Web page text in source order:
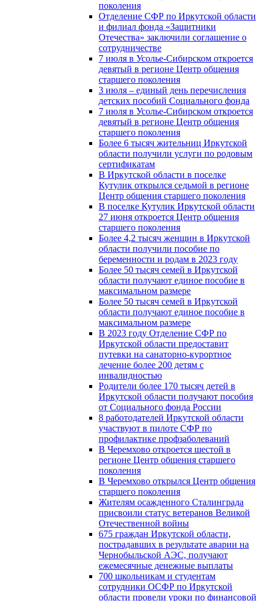
поколения
Отделение СФР по Иркутской области
и филиал фонда «Защитники
Отечества» заключили соглашение о
сотрудничестве
7 июля в Усолье-Сибирском откроется
девятый в регионе Центр общения
старшего поколения
3 июля – единый день перечисления
детских пособий Социального фонда
7 июля в Усолье-Сибирском откроется
девятый в регионе Центр общения
старшего поколения
Более 6 тысяч жительниц Иркутской
области получили услуги по родовым
сертификатам
В Иркутской области в поселке
Кутулик открылся седьмой в регионе
Центр общения старшего поколения
В поселке Кутулик Иркутской области
27 июня откроется Центр общения
старшего поколения
Более 4,2 тысяч женщин в Иркутской
области получили пособие по
беременности и родам в 2023 году
Более 50 тысяч семей в Иркутской
области получают единое пособие в
максимальном размере
Более 50 тысяч семей в Иркутской
области получают единое пособие в
максимальном размере
В 2023 году Отделение СФР по
Иркутской области предоставит
путевки на санаторно-курортное
лечение более 200 детям с
инвалидностью
Родители более 170 тысяч детей в
Иркутской области получают пособия
от Социального фонда России
8 работодателей Иркутской области
участвуют в пилоте СФР по
профилактике профзаболеваний
В Черемхово откроется шестой в
регионе Центр общения старшего
поколения
В Черемхово открылся Центр общения
старшего поколения
Жителям осажденного Сталинграда
присвоили статус ветеранов Великой
Отечественной войны
675 граждан Иркутской области,
пострадавших в результате аварии на
Чернобыльской АЭС, получают
ежемесячные денежные выплаты
700 школьникам и студентам
сотрудники ОСФР по Иркутской
области провели уроки по финансовой